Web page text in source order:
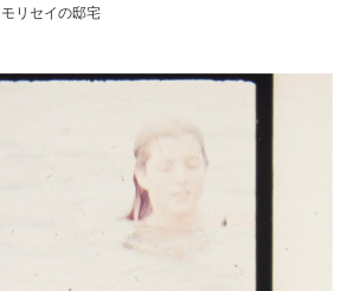
リセイの邸宅